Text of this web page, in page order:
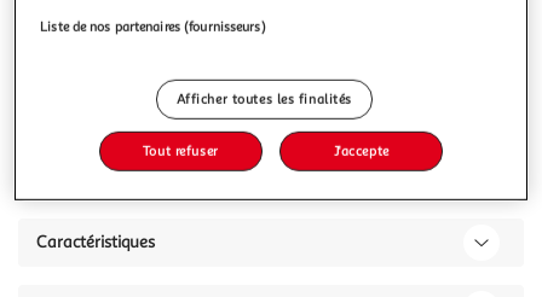
panneaux de particulesM
Description
Caractéristiques
Liste de nos partenaires (fournisseurs)
Afficher toutes les finalités
Tout refuser J'accepte